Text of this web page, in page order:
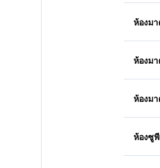
ห้องม
ห้องม
ห้องม
ห้องซูพี